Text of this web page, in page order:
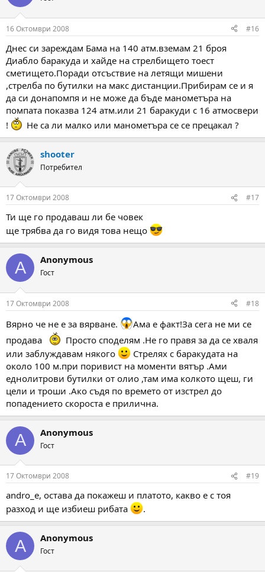
16 Октомври 2008 #16
Днес си зареждам Бама на 140 атм.вземам 21 броя
Диабло баракуда и хайде на стрелбището тоест
сметището.Поради отсъствие на летящи мишени
,стрелба по бутилки на макс дистанции.Прибирам се и я
да си донапомпя и не може да бъде манометъра на
помпата показва 124 атм.или 21 баракуди с 16 атмосвери
!
Не са ли малко или манометъра се се прецакал ?
shooter
Потребител
17 Октомври 2008 #17
Ти ще го продаваш ли бе човек
ще трябва да го видя това нещо
A Anonymous
Гост
17 Октомври 2008 #18
Вярно че не е за вярване.
Ама е факт!За сега не ми се
продава
Просто споделям .Не го правя за да се хваля
или заблуждавам някого
Стрелях с баракудата на
около 100 м.при поривист на моменти вятър .Ами
еднолитрови бутилки от олио ,там има колкото щеш, ги
цели и троши .Ако съдя по времето от изстрел до
попадението скороста е прилична.
A Anonymous
Гост
17 Октомври 2008 #19
andro_e, остава да покажеш и платото, какво е с тоя
разход и ще избиеш рибата
.
A Anonymous
Гост